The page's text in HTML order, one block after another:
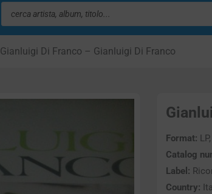
Ricerca
prodotti
Gianluigi Di Franco – Gianluigi Di Franco
Format:
Catalog
Label:
Country: